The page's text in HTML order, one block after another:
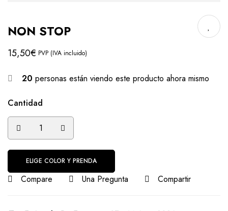
NON STOP
15,50€ PVP (IVA incluido)
20 personas están viendo este producto ahora mismo
Cantidad
ELIGE COLOR Y PRENDA
Compare Una Pregunta Compartir